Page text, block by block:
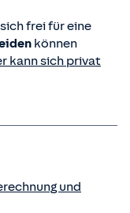
frei für eine
können
kann sich privat
und